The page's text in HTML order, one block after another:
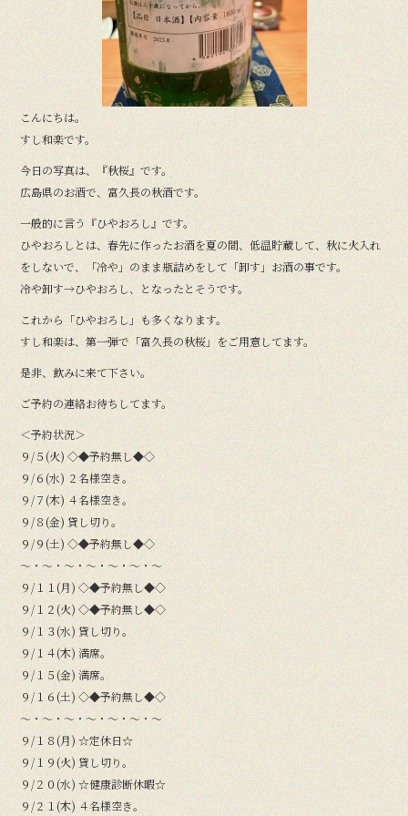
こんにちは。
すし和楽です。
今日の写真は、『秋桜』です。
広島県のお酒で、富久長の秋酒です。
一般的に言う『ひやおろし』です。
ひやおろしとは、春先に作ったお酒を夏の間、低温貯蔵して、秋に火入れ
をしないで、「冷や」のまま瓶詰めをして「卸す」お酒の事です。
冷や卸す→ひやおろし、となったとそうです。
これから「ひやおろし」も多くなります。
すし和楽は、第一弾で「富久長の秋桜」をご用意してます。
是非、飲みに来て下さい。
ご予約の連絡お待ちしてます。
＜予約状況＞
９/５(火) ◇◆予約無し◆◇
９/６(水) ２名様空き。
９/７(木) ４名様空き。
９/８(金) 貸し切り。
９/９(土) ◇◆予約無し◆◇
〜・〜・〜・〜・〜・〜・〜
９/１１(月) ◇◆予約無し◆◇
９/１２(火) ◇◆予約無し◆◇
９/１３(水) 貸し切り。
９/１４(木) 満席。
９/１５(金) 満席。
９/１６(土) ◇◆予約無し◆◇
〜・〜・〜・〜・〜・〜・〜
９/１８(月) ☆定休日☆
９/１９(火) 貸し切り。
９/２０(水) ☆健康診断休暇☆
９/２１(木) ４名様空き。